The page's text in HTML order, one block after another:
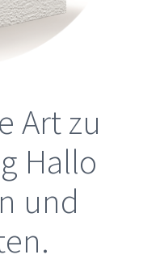
Art zu
Hallo
und